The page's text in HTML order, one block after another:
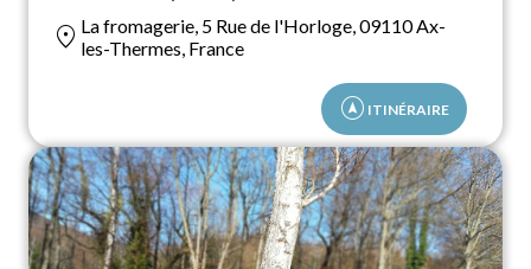
location_on La fromagerie, 5 Rue de l'Horloge, 09110 Ax-
les-Thermes, France
assistant_navigation ITINÉRAIRE